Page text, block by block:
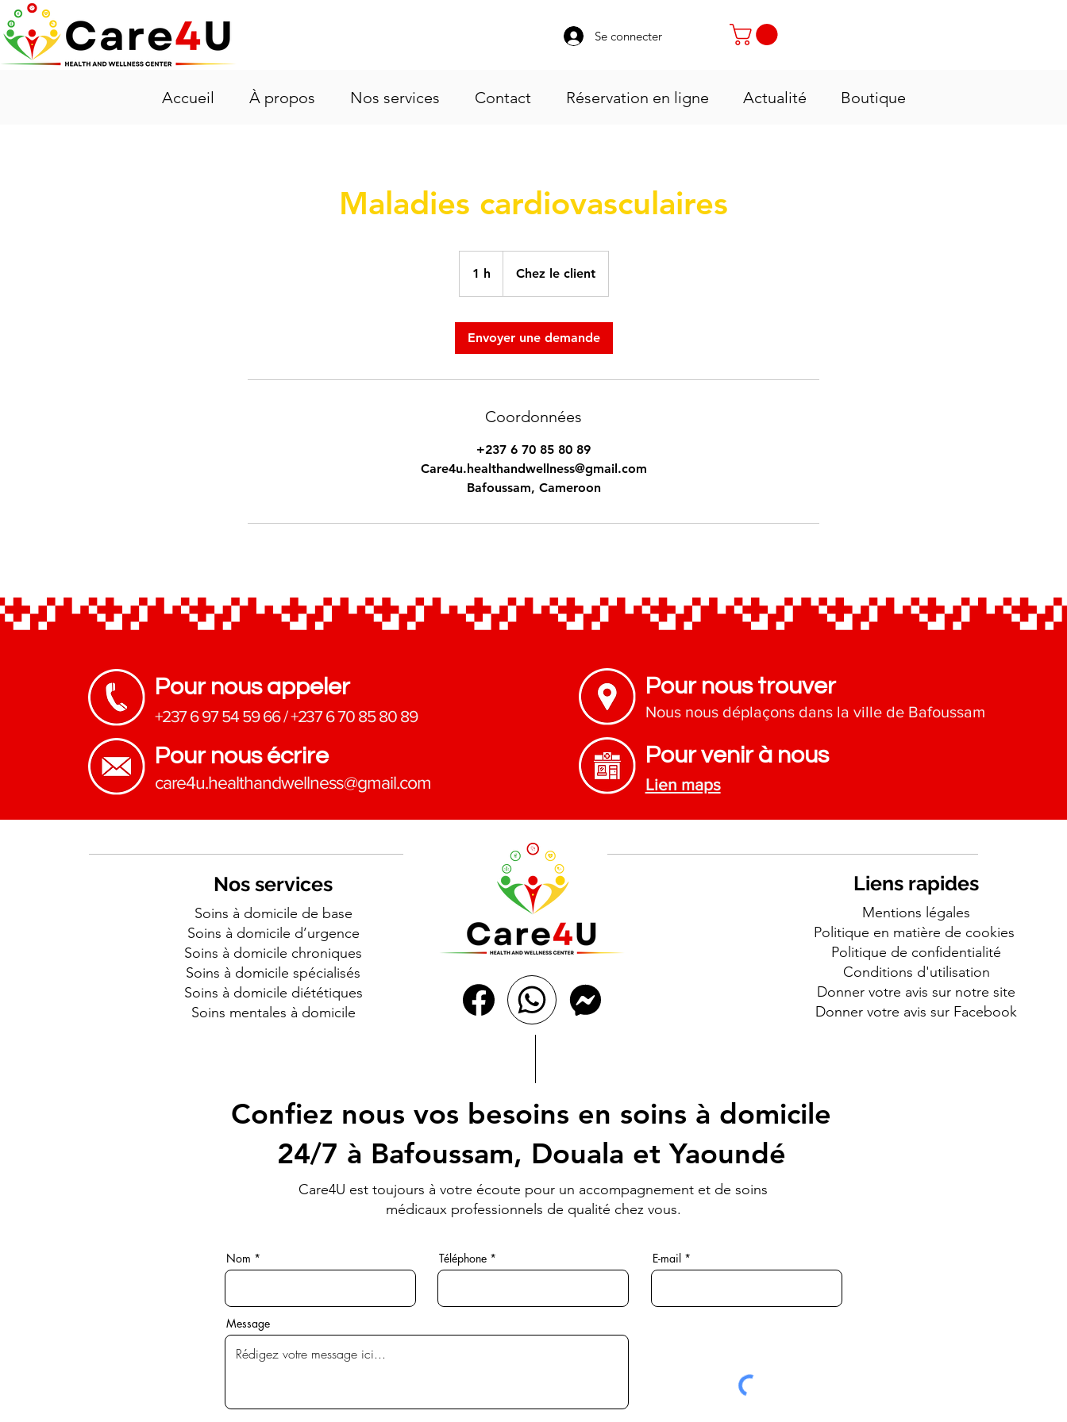
Se connecter
Accueil À propos Nos services Contact Réservation en ligne Actualité Boutique
Maladies cardiovasculaires
1 h1 Chez le client
Envoyer une demande
Coordonnées
+237 6 70 85 80 89
Care4u.healthandwellness@gmail.com
Bafoussam, Cameroon
Pour nous appeler
+237 6 97 54 59 66/+237 6 70 85 80 89
Pour nous écrire
​care4u.healthandwellness@gmail.com
Pour nous trouver
Nous nous déplaçons dans la ville de Bafoussam
Pour venir à nous
Lien maps
Nos services
Soins à domicile de base
Soins à domicile d’urgence
Soins à domicile chroniques
Soins à domicile spécialisés
Soins à domicile diététiques
Soins mentales à domicile
Liens rapides
Mentions légales
Politique en matière de cookies
Politique de confidentialité
Conditions d'utilisation
Donner votre avis sur notre site
Donner votre avis sur Facebook
Confiez nous vos besoins en soins à domicile
24/7 à Bafoussam, Douala et Yaoundé
Care4U est toujours à votre écoute pour un accompagnement et de soins
médicaux professionnels de qualité chez vous.
Nom Téléphone E-mail
Message